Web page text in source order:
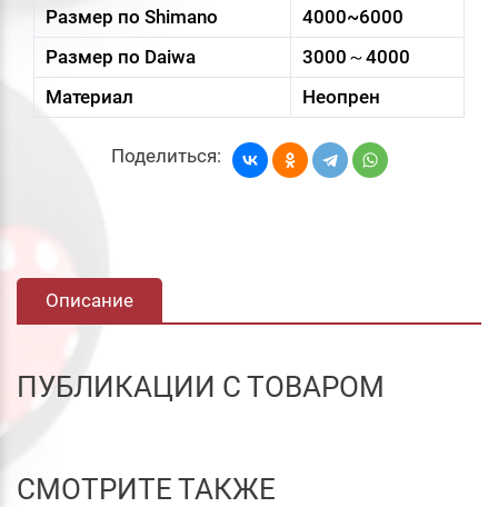
Размер по Shimano
4000~6000
Размер по Daiwa
3000～4000
Материал
Неопрен
Поделиться:
Описание
ПУБЛИКАЦИИ С ТОВАРОМ
СМОТРИТЕ ТАКЖЕ